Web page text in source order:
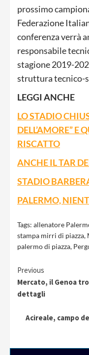
prossimo
Federazione
conferenza verrà
responsabile
stagione 2019-
struttura tecnico-
LEGGI ANCHE
LO STADIO
DELL’AMORE” E
RISCATTO
ANCHE IL TAR
STADIO
PALERMO,
Tags: allenatore
stampa mirri di piazza,
palermo di piazza,
Continue
Reading
Previous
Mercato, il Genoa
dettagli
Acireale, campo